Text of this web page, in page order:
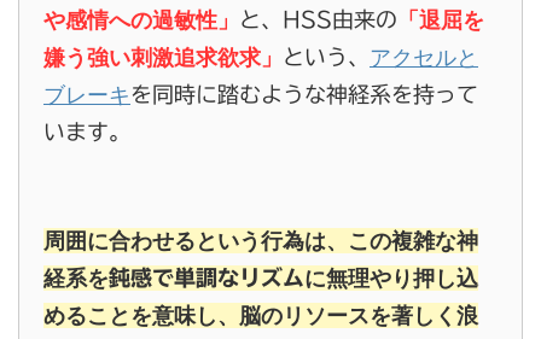
や感情への過敏性」
と、HSS由来の
「退屈を
嫌う強い刺激追求欲求」
という、 アクセルと
ブレーキを同時に踏むような神経系を持って
います。
周囲に合わせるという行為は、この複雑な神
経系を鈍感で単調なリズムに無理やり押し込
めることを意味し、脳のリソースを著しく浪